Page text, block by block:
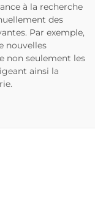
à la recherche
des
Par exemple,
nouvelles
non seulement les
ainsi la